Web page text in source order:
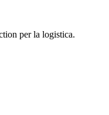
per la logistica.